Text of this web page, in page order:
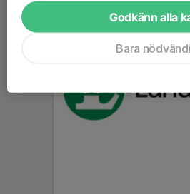
Godkänn alla
Bara